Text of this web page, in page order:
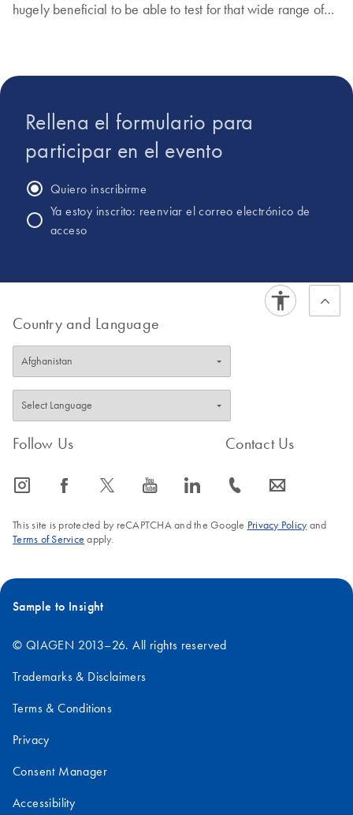
hugely beneficial to be able to test for that wide range of
Rellena el formulario para
participar en el evento
Quiero inscribirme
Ya estoy inscrito: reenviar el correo electrónico de
acceso
Country and Language
Follow Us
icon_0065_instagram-s icon_0064_facebook-s icon_0340_cc_gen_x-s icon_0077_youtube-s icon_0066_linkedin-s
Contact Us
icon_0072_phone-s icon_0063_envelope-s
This site is protected by reCAPTCHA and the Google Privacy Policyand
Terms of Service apply.
Sample to Insight
© QIAGEN 2013–26. All rights reserved
Trademarks & Disclaimers
Terms & Conditions
Privacy
Consent Manager
Accessibility